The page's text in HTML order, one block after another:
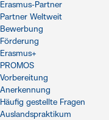
Erasmus-Partner
Partner Weltweit
Bewerbung
Förderung
Erasmus+
PROMOS
Vorbereitung
Anerkennung
Häufig gestellte Fragen
Auslandspraktikum